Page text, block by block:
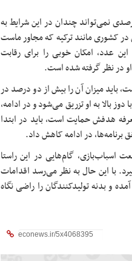
مدیره انجمن تولیدکنندگان با تأکید بر اینکه تعرفه 20 درصدی نمی‌تواند چندان در این شرایط به
در کشوری مانند ترکیه که مجاور ماست
شبیه به ماست، 100 درصد است. این عدد، امکان خوبی را برای رقابت
او در نظر گرفته شده است.
باید میزان آن را بیش از دو درصد در
بالا به او تزریق می‌شود و در ادامه،
هدفش حمایت است، باید در ابتدا
برنامه‌ها، در ادامه کاهش داد.
اسباب‌بازی، گام‌هایی در این راستا
با این حال به نظر می‌رسد اقدامات
و بدنه تولیدکنندگان را راضی نگاه